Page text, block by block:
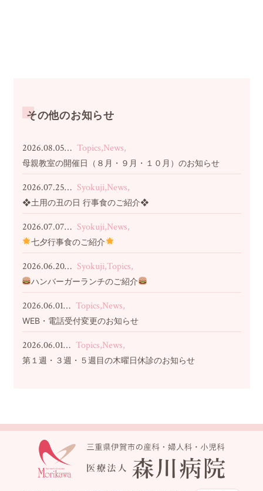
その他のお知らせ
2026.08.05… Topics,News,
母親教室の開催日（８月・９月・１０月）のお知らせ
2026.07.25… Syokuji,News,
❖土用の丑の日 行事食のご紹介❖
2026.07.07… Syokuji,News,
七夕行事食のご紹介
2026.06.20… Syokuji,Topics,
ハンバーガーランチのご紹介
2026.06.01… Topics,News,
WEB・電話受付変更のお知らせ
2026.06.01… Topics,News,
第１週・３週・５週目の木曜日休診のお知らせ